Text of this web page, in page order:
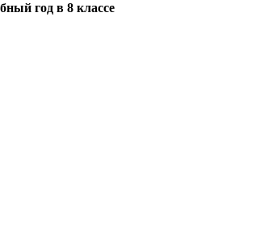
год в 8 классе